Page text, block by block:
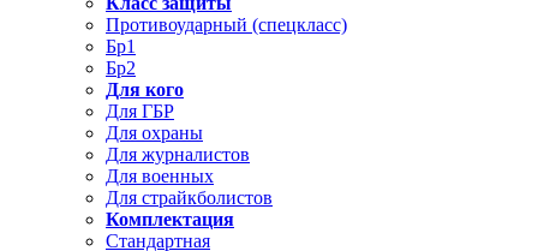
Противоударный (спецкласс)
Бр1
Бр2
Для кого
Для ГБР
Для охраны
Для журналистов
Для военных
Для страйкболистов
Комплектация
Стандартная